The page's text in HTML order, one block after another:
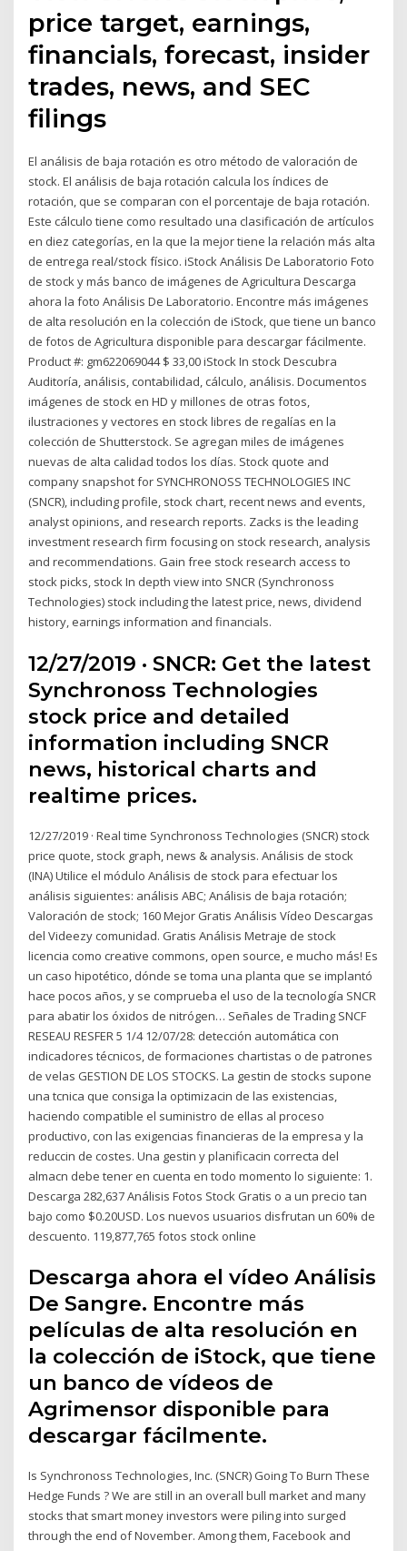
price target, earnings,
financials, forecast, insider
trades, news, and SEC
filings
El análisis de baja rotación es otro método de valoración de
stock. El análisis de baja rotación calcula los índices de
rotación, que se comparan con el porcentaje de baja rotación.
Este cálculo tiene como resultado una clasificación de artículos
en diez categorías, en la que la mejor tiene la relación más alta
de entrega real/stock físico. iStock Análisis De Laboratorio Foto
de stock y más banco de imágenes de Agricultura Descarga
ahora la foto Análisis De Laboratorio. Encontre más imágenes
de alta resolución en la colección de iStock, que tiene un banco
de fotos de Agricultura disponible para descargar fácilmente.
Product #: gm622069044 $ 33,00 iStock In stock Descubra
Auditoría, análisis, contabilidad, cálculo, análisis. Documentos
imágenes de stock en HD y millones de otras fotos,
ilustraciones y vectores en stock libres de regalías en la
colección de Shutterstock. Se agregan miles de imágenes
nuevas de alta calidad todos los días. Stock quote and
company snapshot for SYNCHRONOSS TECHNOLOGIES INC
(SNCR), including profile, stock chart, recent news and events,
analyst opinions, and research reports. Zacks is the leading
investment research firm focusing on stock research, analysis
and recommendations. Gain free stock research access to
stock picks, stock In depth view into SNCR (Synchronoss
Technologies) stock including the latest price, news, dividend
history, earnings information and financials.
12/27/2019 · SNCR: Get the latest
Synchronoss Technologies
stock price and detailed
information including SNCR
news, historical charts and
realtime prices.
12/27/2019 · Real time Synchronoss Technologies (SNCR) stock
price quote, stock graph, news & analysis. Análisis de stock
(INA) Utilice el módulo Análisis de stock para efectuar los
análisis siguientes: análisis ABC; Análisis de baja rotación;
Valoración de stock; 160 Mejor Gratis Análisis Vídeo Descargas
del Videezy comunidad. Gratis Análisis Metraje de stock
licencia como creative commons, open source, e mucho más! Es
un caso hipotético, dónde se toma una planta que se implantó
hace pocos años, y se comprueba el uso de la tecnología SNCR
para abatir los óxidos de nitrógen… Señales de Trading SNCF
RESEAU RESFER 5 1/4 12/07/28: detección automática con
indicadores técnicos, de formaciones chartistas o de patrones
de velas GESTION DE LOS STOCKS. La gestin de stocks supone
una tcnica que consiga la optimizacin de las existencias,
haciendo compatible el suministro de ellas al proceso
productivo, con las exigencias financieras de la empresa y la
reduccin de costes. Una gestin y planificacin correcta del
almacn debe tener en cuenta en todo momento lo siguiente: 1.
Descarga 282,637 Análisis Fotos Stock Gratis o a un precio tan
bajo como $0.20USD. Los nuevos usuarios disfrutan un 60% de
descuento. 119,877,765 fotos stock online
Descarga ahora el vídeo Análisis
De Sangre. Encontre más
películas de alta resolución en
la colección de iStock, que tiene
un banco de vídeos de
Agrimensor disponible para
descargar fácilmente.
Is Synchronoss Technologies, Inc. (SNCR) Going To Burn These
Hedge Funds ? We are still in an overall bull market and many
stocks that smart money investors were piling into surged
through the end of November. Among them, Facebook and